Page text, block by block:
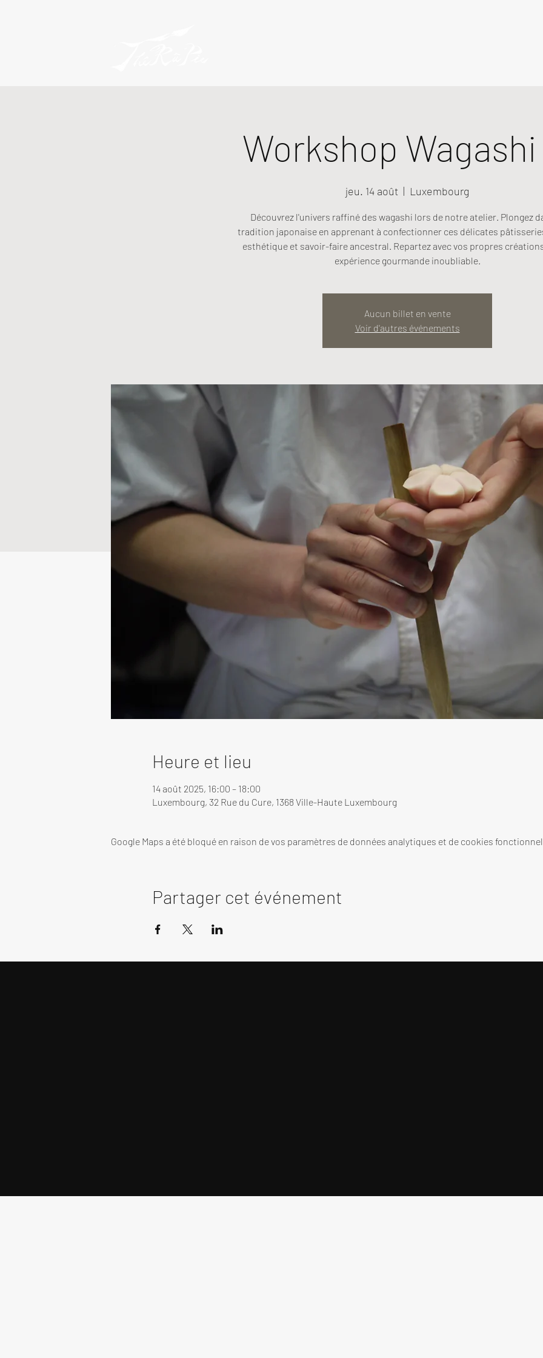
Workshop Wagashi
jeu. 14 août
  |
Luxembourg
Découvrez l'univers raffiné des wagashi lors de notre atelier. Plongez
tradition japonaise en apprenant à confectionner ces délicates
esthétique et savoir-faire ancestral. Repartez avec vos propres
expérience gourmande inoubliable.
Aucun billet en vente
Voir d'autres événements
Heure et lieu
14 août 2025, 16:00 – 18:00
Luxembourg, 32 Rue du Cure, 1368 Ville-Haute Luxembourg
Google Maps a été bloqué en raison de vos paramètres de données analytiques et de cookies
Partager cet événement